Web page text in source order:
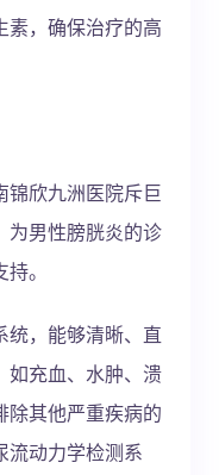
素，确保治疗的高
锦欣九洲医院斥巨
为男性膀胱炎的诊
。
统，能够清晰、直
如充血、水肿、溃
除其他严重疾病的
流动力学检测系